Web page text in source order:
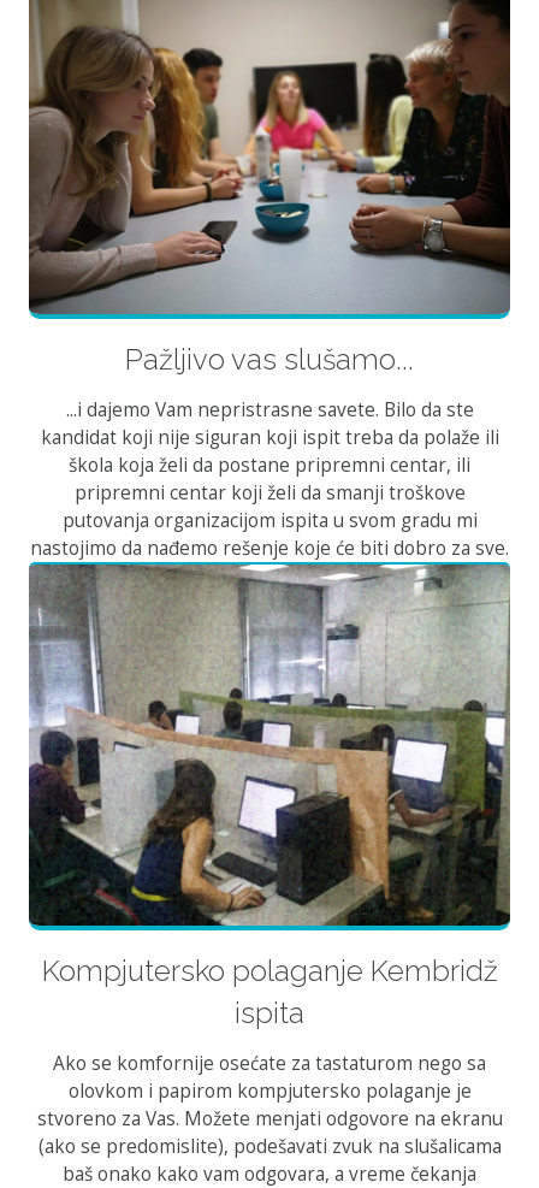
Pažljivo vas slušamo...
...i dajemo Vam nepristrasne savete. Bilo da ste
kandidat koji nije siguran koji ispit treba da polaže ili
škola koja želi da postane pripremni centar, ili
pripremni centar koji želi da smanji troškove
putovanja organizacijom ispita u svom gradu mi
nastojimo da nađemo rešenje koje će biti dobro za sve.
Kompjutersko polaganje Kembridž
ispita
Ako se komfornije osećate za tastaturom nego sa
olovkom i papirom kompjutersko polaganje je
stvoreno za Vas. Možete menjati odgovore na ekranu
(ako se predomislite), podešavati zvuk na slušalicama
baš onako kako vam odgovara, a vreme čekanja